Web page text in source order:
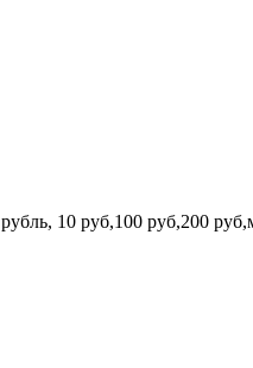
10 руб,100 руб,200